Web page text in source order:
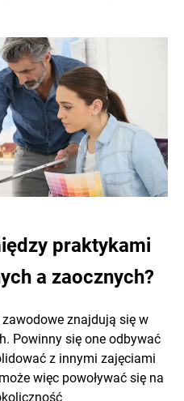
praktykami
a zaocznych?
znajdują się w
Powinny się one odbywać
z innymi zajęciami
więc powoływać się na